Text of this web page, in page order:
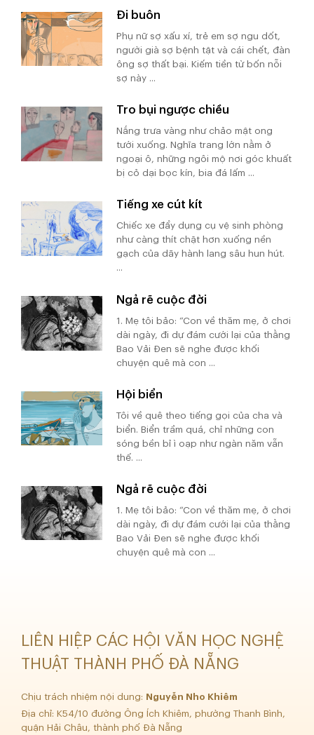
Đi buôn
Phụ nữ sợ xấu xí, trẻ em sợ ngu dốt,
người già sợ bệnh tật và cái chết, đàn
ông sợ thất bại. Kiếm tiền từ bốn nỗi
sợ này ...
Tro bụi ngược chiều
Nắng trưa vàng như chảo mật ong
tưới xuống. Nghĩa trang lớn nằm ở
ngoại ô, những ngôi mộ nơi góc khuất
bị cỏ dại bọc kín, bia đá lấm ...
Tiếng xe cút kít
Chiếc xe đẩy dụng cụ vệ sinh phòng
như càng thít chặt hơn xuống nền
gạch của dãy hành lang sâu hun hút.
...
Ngả rẽ cuộc đời
1. Mẹ tôi bảo: “Con về thăm mẹ, ở chơi
dài ngày, đi dự đám cưới lại của thằng
Bao Vải Đen sẽ nghe được khối
chuyện quê mà con ...
Hội biển
Tôi về quê theo tiếng gọi của cha và
biển. Biển trầm quá, chỉ những con
sóng bền bỉ ì oạp như ngàn năm vẫn
thế. ...
Ngả rẽ cuộc đời
1. Mẹ tôi bảo: “Con về thăm mẹ, ở chơi
dài ngày, đi dự đám cưới lại của thằng
Bao Vải Đen sẽ nghe được khối
chuyện quê mà con ...
LIÊN HIỆP CÁC HỘI VĂN HỌC NGHỆ
THUẬT THÀNH PHỐ ĐÀ NẴNG
Chịu trách nhiệm nội dung:
Nguyễn Nho Khiêm
Địa chỉ: K54/10 đường Ông Ích Khiêm, phường Thanh Bình,
quận Hải Châu, thành phố Đà Nẵng